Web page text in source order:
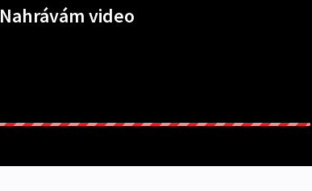
Nahrávám video